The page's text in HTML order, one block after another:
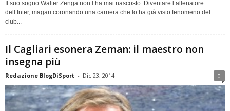
Il suo sogno Walter Zenga non l’ha mai nascosto. Diventare l’allenatore
dell’Inter, magari coronando una carriera che lo ha già visto fenomeno del
club...
Il Cagliari esonera Zeman: il maestro non
insegna più
Redazione BlogDiSport - Dic 23, 2014 0